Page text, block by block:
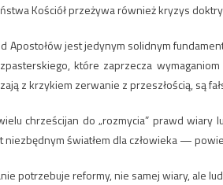
Kościół przeżywa również kryzys
Apostołów jest jedynym solidnym
które zaprzecza
z krzykiem zerwanie z przeszłością, są
chrześcijan do „rozmycia” prawd wiary
światłem dla człowieka —
potrzebuje reformy, nie samej wiary, ale